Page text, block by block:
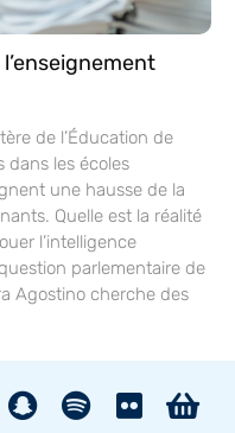
de l’Éducation de
dans les écoles
une hausse de la
Quelle est la réalité
l’intelligence
parlementaire de
Agostino cherche des